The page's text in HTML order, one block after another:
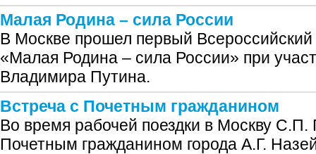
Малая Родина – сила России
В Москве прошел первый
«Малая Родина – сила России» при
Владимира Путина.
Встреча с Почетным гражданином
Во время рабочей поездки в Москву С.П.
Почетным гражданином города А.Г.